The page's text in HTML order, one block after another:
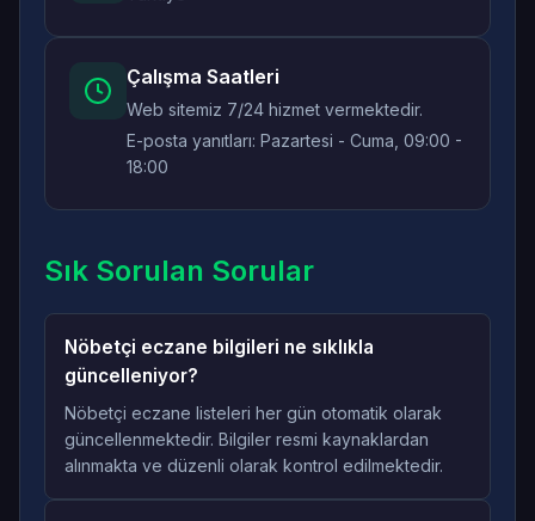
Çalışma Saatleri
Web sitemiz 7/24 hizmet vermektedir.
E-posta yanıtları: Pazartesi - Cuma, 09:00 -
18:00
Sık Sorulan Sorular
Nöbetçi eczane bilgileri ne sıklıkla
güncelleniyor?
Nöbetçi eczane listeleri her gün otomatik olarak
güncellenmektedir. Bilgiler resmi kaynaklardan
alınmakta ve düzenli olarak kontrol edilmektedir.